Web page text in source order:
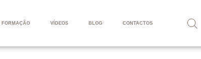
FORMAÇÃO VÍDEOS BLOG CONTACTOS